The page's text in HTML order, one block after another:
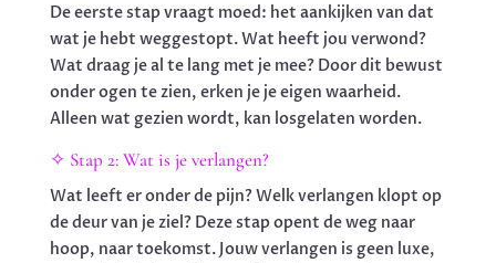
De eerste stap vraagt moed: het aankijken van dat
wat je hebt weggestopt. Wat heeft jou verwond?
Wat draag je al te lang met je mee? Door dit bewust
onder ogen te zien, erken je je eigen waarheid.
Alleen wat gezien wordt, kan losgelaten worden.
✧ Stap 2: Wat is je verlangen?
Wat leeft er onder de pijn? Welk verlangen klopt op
de deur van je ziel? Deze stap opent de weg naar
hoop, naar toekomst. Jouw verlangen is geen luxe,